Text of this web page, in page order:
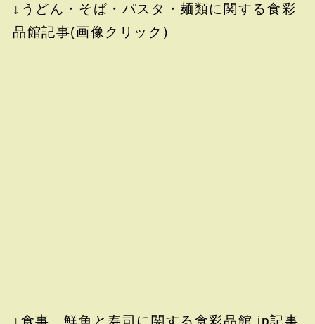
↓うどん・そば・パスタ・麺類に関する食彩
品館記事(画像クリック)
↓食事 鮮魚と寿司に関する食彩品館.jp記事